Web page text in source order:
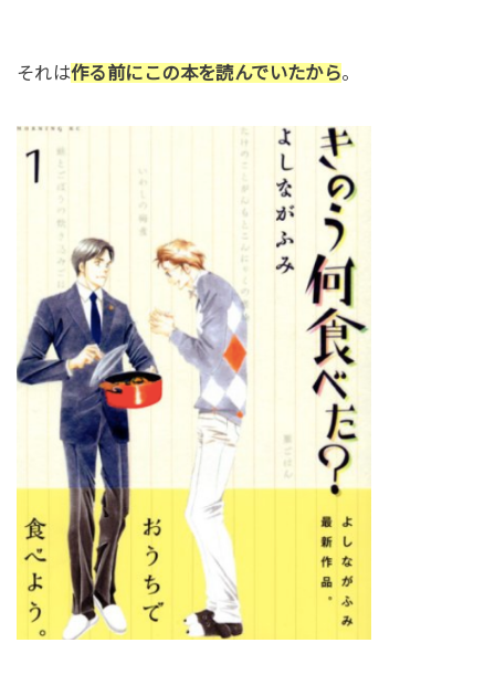
それは作る前にこの本を読んでいたから。